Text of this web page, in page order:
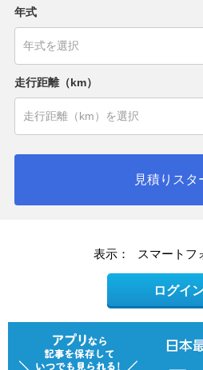
年式
走行距離（km）
見積りスタ
表示： スマートフ
ログイ